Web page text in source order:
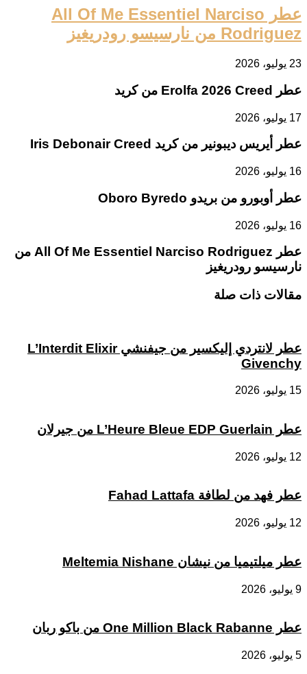
عطر All Of Me Essentiel Narciso
Rodriguez من نارسيسو رودريغيز
23 يوليو، 2026
عطر Erolfa 2026 Creed من كريد
17 يوليو، 2026
عطر أيريس ديبونير من كريد Iris Debonair Creed
16 يوليو، 2026
عطر أوبورو من بريدو Oboro Byredo
16 يوليو، 2026
عطر All Of Me Essentiel Narciso Rodriguez من
نارسيسو رودريغيز
مقالات ذات صلة
عطر لانتردي إليكسير من جيفنشي L’Interdit Elixir
Givenchy
15 يوليو، 2026
عطر L’Heure Bleue EDP Guerlain من جيرلان
12 يوليو، 2026
عطر فهد من لطافة Fahad Lattafa
12 يوليو، 2026
عطر ميلتيميا من نيشان Meltemia Nishane
9 يوليو، 2026
عطر One Million Black Rabanne من باكو ربان
5 يوليو، 2026